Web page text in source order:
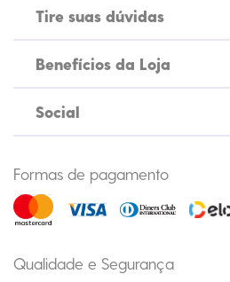
Tire suas dúvidas
Benefícios da Loja
Social
Formas de pagamento
Qualidade e Segurança